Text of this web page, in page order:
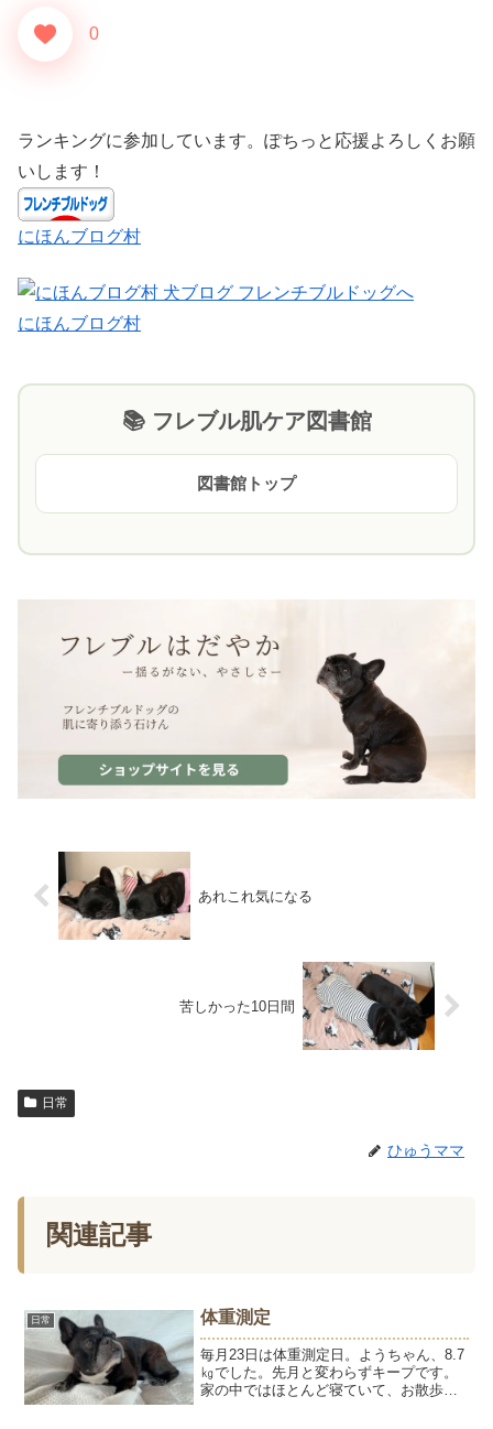
0
ランキングに参加しています。ぽちっと応援よろしくお願
いします！
にほんブログ村
にほんブログ村
📚 フレブル肌ケア図書館
図書館トップ
あれこれ気になる
苦しかった10日間
日常
ひゅうママ
関連記事
日常 体重測定
毎月23日は体重測定日。ようちゃん、8.7
㎏でした。先月と変わらずキープです。
家の中ではほとんど寝ていて、お散歩も